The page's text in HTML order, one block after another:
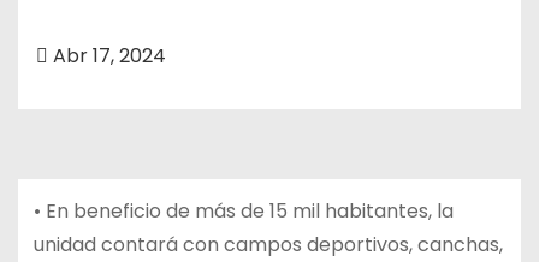
Abr 17, 2024
• En beneficio de más de 15 mil habitantes, la
unidad contará con campos deportivos, canchas,